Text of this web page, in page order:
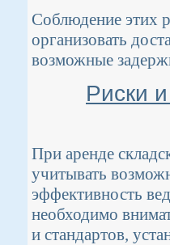
Соблюдение этих
организовать
возможные
Риски
При аренде
учитывать
эффективность
необходимо
и стандартов,